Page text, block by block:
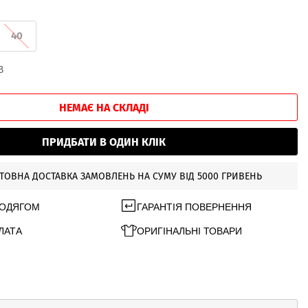
40
НЕМАЄ НА СКЛАДІ
ПРИДБАТИ В ОДИН КЛІК
ДОСТАВКА ЗАМОВЛЕНЬ НА СУМУ ВІД 5000 ГРИВЕНЬ
ГАРАНТІЯ ПОВЕРНЕННЯ
ОРИГІНАЛЬНІ ТОВАРИ